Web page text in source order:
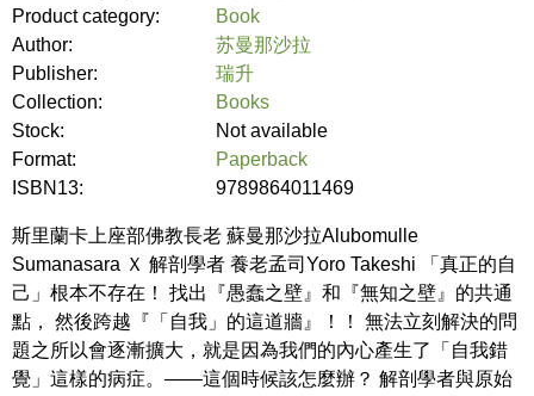
Product category:
Book
Author:
苏曼那沙拉
Publisher:
瑞升
Collection:
Books
Stock:
Not available
Format:
Paperback
ISBN13:
9789864011469
斯里蘭卡上座部佛教長老 蘇曼那沙拉Alubomulle
Sumanasara Ｘ 解剖學者 養老孟司Yoro Takeshi 「真正的自
己」根本不存在！ 找出『愚蠢之壁』和『無知之壁』的共通
點， 然後跨越『「自我」的這道牆』！！ 無法立刻解決的問
題之所以會逐漸擴大，就是因為我們的內心產生了「自我錯
覺」這樣的病症。――這個時候該怎麼辦？ 解剖學者與原始